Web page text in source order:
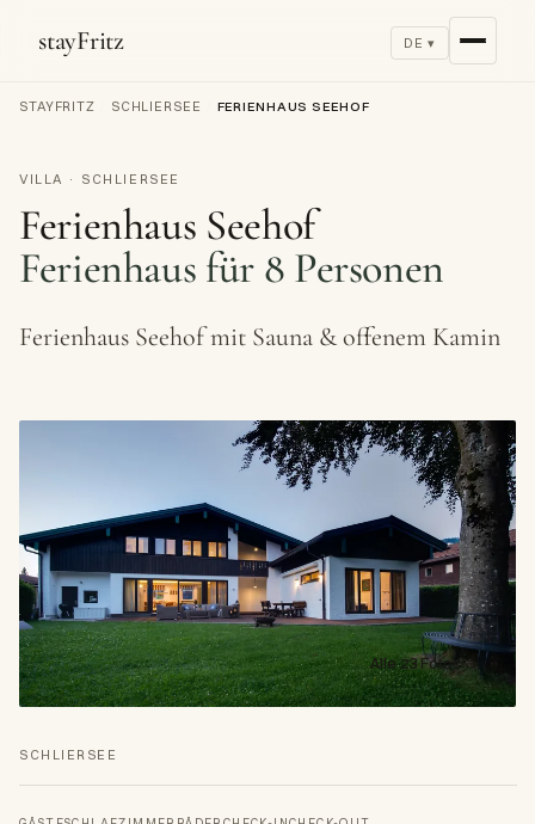
stayFritz DE ▾
STAYFRITZ SCHLIERSEE FERIENHAUS SEEHOF
VILLA · SCHLIERSEE
Ferienhaus Seehof
Ferienhaus für 8 Personen
Ferienhaus Seehof mit Sauna & offenem Kamin
Alle 23 Fotos →
SCHLIERSEE